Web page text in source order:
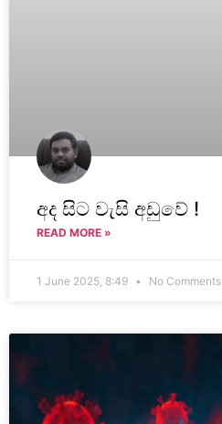
අද සිට වැසි අඩුවේ !
READ MORE »
1 June 2025, 8:49 No Comments